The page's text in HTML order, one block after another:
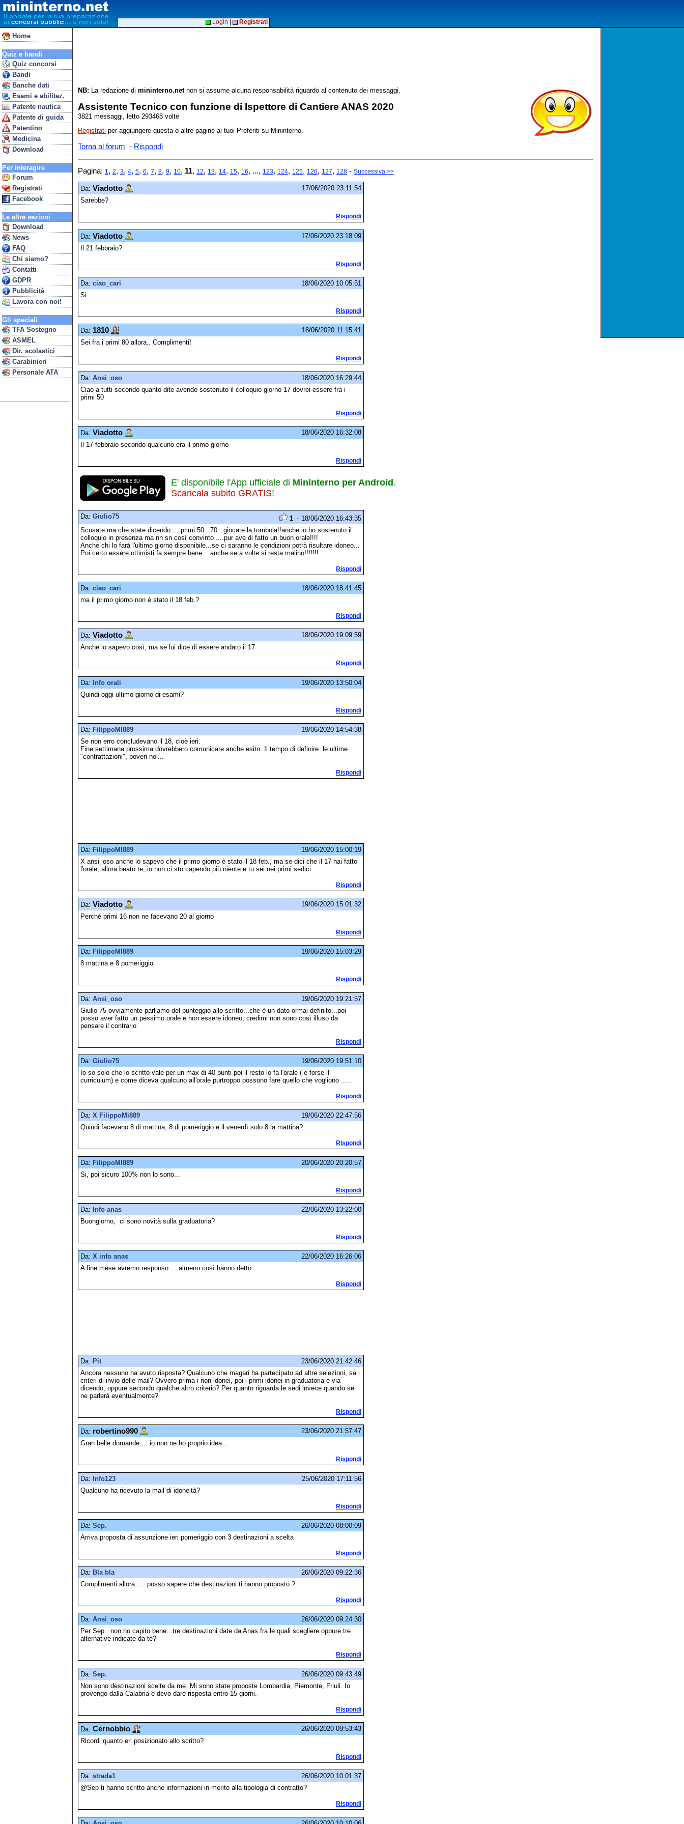
Home
Quiz e bandi
Quiz concorsi
Bandi
Banche dati
Esami e abilitaz.
Patente nautica
Patente di guida
Patentino
Medicina
Download
Per interagire
Forum
Registrati
Facebook
Le altre sezioni
Download
News
FAQ
Chi siamo?
Contatti
GDPR
Pubblicità
Lavora con noi!
Gli speciali
TFA Sostegno
ASMEL
Dir. scolastici
Carabinieri
Personale ATA
Login Registrati
NB: La redazione di mininterno.netnon si assume alcuna responsabilità riguardo al contenuto dei messaggi.
Assistente Tecnico con funzione di Ispettore di Cantiere ANAS 2020
3821 messaggi, letto 293468 volte
Registrati per aggiungere questa o altre pagine ai tuoi Preferiti su Mininterno.
Torna al forum - Rispondi
Pagina: 1, 2, 3, 4, 5, 6, 7, 8, 9, 10, 11, 12, 13, 14, 15, 16, ..., 123, 124, 125, 126, 127, 128 - Successiva >>
Da: Viadotto
17/06/2020 23:11:54
Sarebbe?
Rispondi
Da: Viadotto
17/06/2020 23:18:09
Il 21 febbraio?
Rispondi
Da: ciao_cari
18/06/2020 10:05:51
Si
Rispondi
Da: 1810
18/06/2020 11:15:41
Sei fra i primi 80 allora.. Complimenti!
Rispondi
Da: Ansi_oso
18/06/2020 16:29:44
Ciao a tutti secondo quanto dite avendo sostenuto il colloquio giorno 17 dovrei essere fra i
primi 50
Rispondi
Da: Viadotto
18/06/2020 16:32:08
Il 17 febbraio secondo qualcuno era il primo giorno
Rispondi
E' disponibile l'App ufficiale di Mininterno per Android .
Scaricala subito GRATIS!
Da: Giulio75 1 - 18/06/2020 16:43:35
Scusate ma che state dicendo ....primi 50...70...giocate la tombola!!anche io ho sostenuto il
colloquio in presenza ma nn sn così convinto ....pur ave di fatto un buon orale!!!!
Anche chi lo farà l'ultimo giorno disponibile...se ci saranno le condizioni potrà risultare idoneo...
Poi certo essere ottimisti fa sempre bene....anche se a volte si resta malino!!!!!!!
Rispondi
Da: ciao_cari
18/06/2020 18:41:45
ma il primo giorno non è stato il 18 feb.?
Rispondi
Da: Viadotto
18/06/2020 19:09:59
Anche io sapevo così, ma se lui dice di essere andato il 17
Rispondi
Da: Info orali
19/06/2020 13:50:04
Quindi oggi ultimo giorno di esami?
Rispondi
Da: FilippoMI889
19/06/2020 14:54:38
Se non erro concludevano il 18, cioè ieri.
Fine settimana prossima dovrebbero comunicare anche esito. Il tempo di definire le ultime
"contrattazioni", poveri noi...
Rispondi
Da: FilippoMI889
19/06/2020 15:00:19
X ansi_oso anche io sapevo che il primo giorno è stato il 18 feb., ma se dici che il 17 hai fatto
l'orale, allora beato te, io non ci sto capendo più niente e tu sei nei primi sedici
Rispondi
Da: Viadotto
19/06/2020 15:01:32
Perché primi 16 non ne facevano 20 al giorno
Rispondi
Da: FilippoMI889
19/06/2020 15:03:29
8 mattina e 8 pomeriggio
Rispondi
Da: Ansi_oso
19/06/2020 19:21:57
Giulio 75 ovviamente parliamo del punteggio allo scritto...che è un dato ormai definito...poi
posso aver fatto un pessimo orale e non essere idoneo, credimi non sono così illuso da
pensare il contrario
Rispondi
Da: Giulio75
19/06/2020 19:51:10
Io so solo che lo scritto vale per un max di 40 punti poi il resto lo fa l'orale ( e forse il
curriculum) e come diceva qualcuno all'orale purtroppo possono fare quello che vogliono .....
Rispondi
Da: X FilippoMi889
19/06/2020 22:47:56
Quindi facevano 8 di mattina, 8 di pomeriggio e il venerdì solo 8 la mattina?
Rispondi
Da: FilippoMI889
20/06/2020 20:20:57
Si, poi sicuro 100% non lo sono...
Rispondi
Da: Info anas
22/06/2020 13:22:00
Buongiorno, ci sono novità sulla graduatoria?
Rispondi
Da: X info anas
22/06/2020 16:26:06
A fine mese avremo responso ....almeno così hanno detto
Rispondi
Da: Pit
23/06/2020 21:42:46
Ancora nessuno ha avuto risposta? Qualcuno che magari ha partecipato ad altre selezioni, sa i
criteri di invio delle mail? Ovvero prima i non idonei, poi i primi idonei in graduatoria e via
dicendo, oppure secondo qualche altro criterio? Per quanto riguarda le sedi invece quando se
ne parlerà eventualmente?
Rispondi
Da: robertino990
23/06/2020 21:57:47
Gran belle domande.... io non ne ho proprio idea...
Rispondi
Da: Info123
25/06/2020 17:11:56
Qualcuno ha ricevuto la mail di idoneità?
Rispondi
Da: Sep.
26/06/2020 08:00:09
Arriva proposta di assunzione ieri pomeriggio con 3 destinazioni a scelta
Rispondi
Da: Bla bla
26/06/2020 09:22:36
Complimenti allora..... posso sapere che destinazioni ti hanno proposto ?
Rispondi
Da: Ansi_oso
26/06/2020 09:24:30
Per Sep...non ho capito bene...tre destinazioni date da Anas fra le quali scegliere oppure tre
alternative indicate da te?
Rispondi
Da: Sep.
26/06/2020 09:43:49
Non sono destinazioni scelte da me. Mi sono state proposte Lombardia, Piemonte, Friuli. Io
provengo dalla Calabria e devo dare risposta entro 15 giorni.
Rispondi
Da: Cernobbio
26/06/2020 09:53:43
Ricordi quanto eri posizionato allo scritto?
Rispondi
Da: strada1
26/06/2020 10:01:37
@Sep ti hanno scritto anche informazioni in merito alla tipologia di contratto?
Rispondi